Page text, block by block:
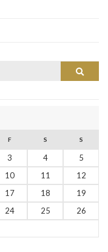
F S S
3 4
5
10 11
12
17 18
19
24 25
26